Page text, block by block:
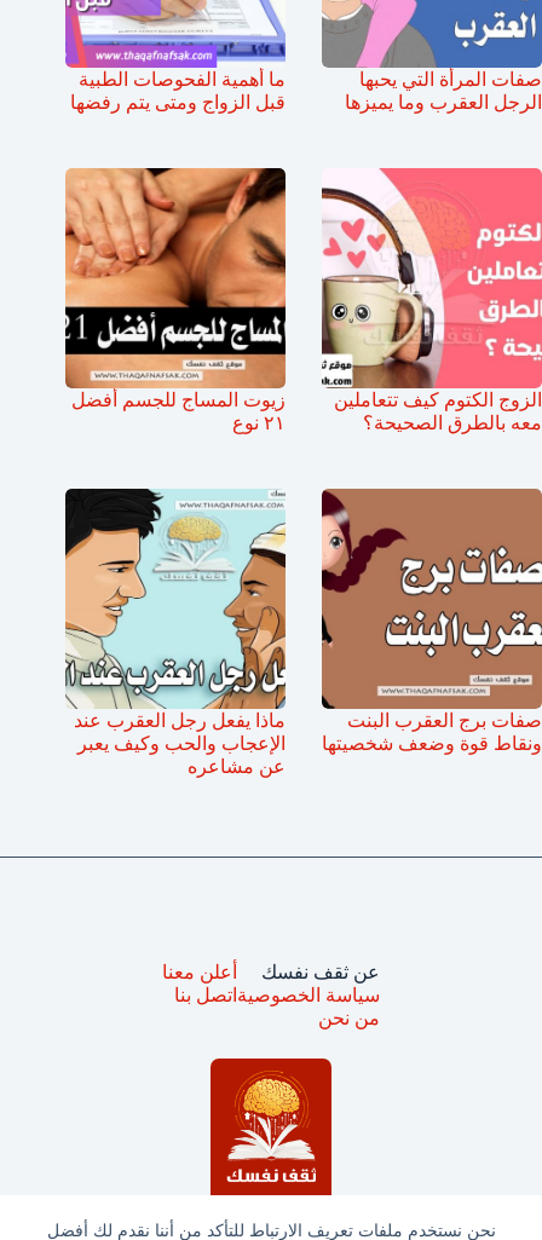
نحن نستخدم ملفات تعريف الارتباط للتأكد من أننا نقدم لك أفضل
صفات المرأة التي يحبها
الرجل العقرب وما يميزها
ما أهمية الفحوصات الطبية
قبل الزواج ومتى يتم رفضها
الزوج الكتوم كيف تتعاملين
معه بالطرق الصحيحة؟
زيوت المساج للجسم أفضل
٢١ نوع
صفات برج العقرب البنت
ونقاط قوة وضعف شخصيتها
ماذا يفعل رجل العقرب عند
الإعجاب والحب وكيف يعبر
عن مشاعره
عن ثقف نفسك
سياسة الخصوصية
من نحن
أعلن معنا
اتصل بنا